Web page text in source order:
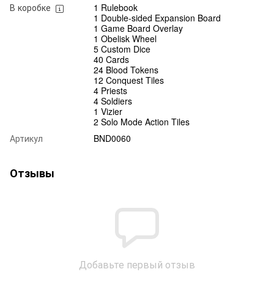
В коробке
1 Rulebook
1 Double-sided Expansion Board
1 Game Board Overlay
1 Obelisk Wheel
5 Custom Dice
40 Cards
24 Blood Tokens
12 Conquest Tiles
4 Priests
4 Soldiers
1 Vizier
2 Solo Mode Action Tiles
Артикул
BND0060
Отзывы
Добавьте первый отзыв